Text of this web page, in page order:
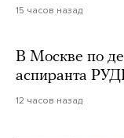
15 часов назад
В Москве по
аспиранта
12 часов назад